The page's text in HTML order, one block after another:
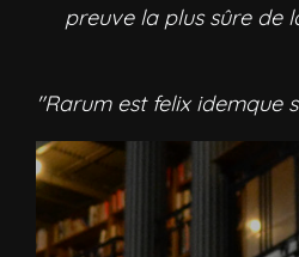
preuve la plus sûre de
"Rarum est felix idemque